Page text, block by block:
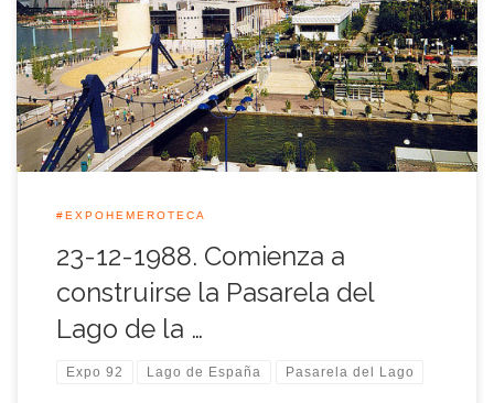
aquel mes de diciembre de 1988 y finalizó sus obras a finales
del año siguiente. Fue uno de los puentes más característicos
dentro del propio recinto de la Expo 92 de más de setenta y
dos metros de […]
#EXPOHEMEROTECA
23-12-1988. Comienza a
construirse la Pasarela del
Lago de la …
Expo 92 Lago de España Pasarela del Lago